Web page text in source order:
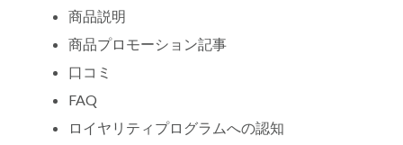
商品説明
商品プロモーション記事
口コミ
FAQ
ロイヤリティプログラムへの認知